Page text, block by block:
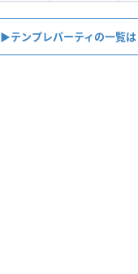
▶︎テンプレパーティの一覧